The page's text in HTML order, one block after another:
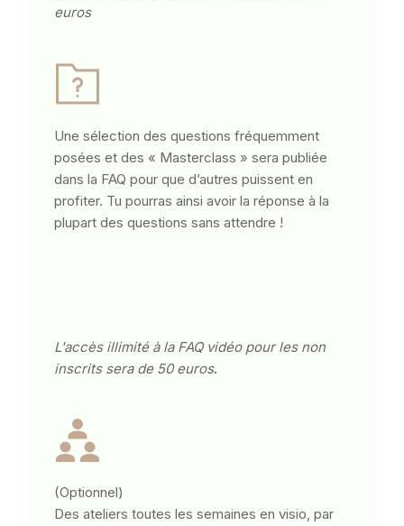
euros
Une sélection des questions fréquemment
posées et des « Masterclass » sera publiée
dans la FAQ pour que d’autres puissent en
profiter. Tu pourras ainsi avoir la réponse à la
plupart des questions sans attendre !
L'accès illimité à la FAQ vidéo pour les non
inscrits sera de 50 euros.
(Optionnel)
Des ateliers toutes les semaines en visio, par